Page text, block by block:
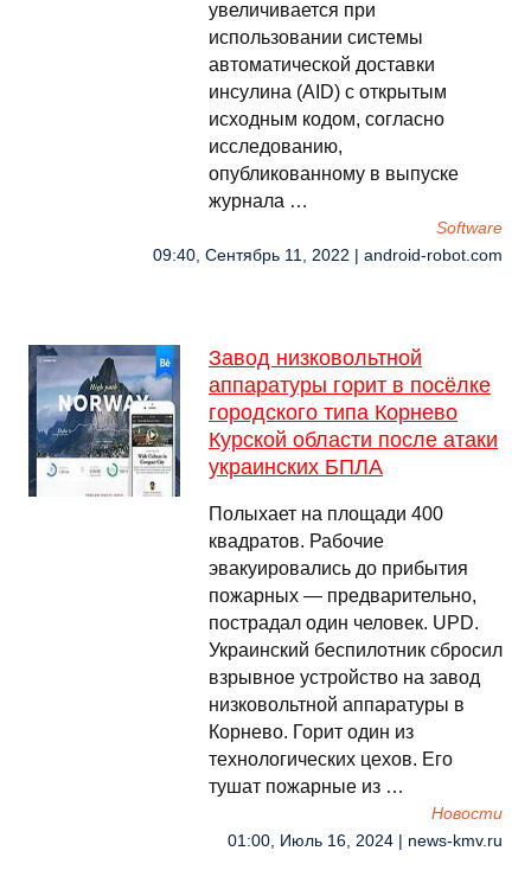
увеличивается при
использовании системы
автоматической доставки
инсулина (AID) с открытым
исходным кодом, согласно
исследованию,
опубликованному в выпуске
журнала …
Software
09:40, Сентябрь 11, 2022 | android-robot.com
Завод низковольтной
аппаратуры горит в посёлке
городского типа Корнево
Курской области после атаки
украинских БПЛА
Полыхает на площади 400
квадратов. Рабочие
эвакуировались до прибытия
пожарных — предварительно,
пострадал один человек. UPD.
Украинский беспилотник сбросил
взрывное устройство на завод
низковольтной аппаратуры в
Корнево. Горит один из
технологических цехов. Его
тушат пожарные из …
Новости
01:00, Июль 16, 2024 | news-kmv.ru